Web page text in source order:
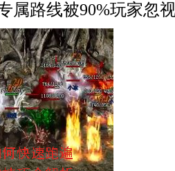
属路线被90%玩家忽